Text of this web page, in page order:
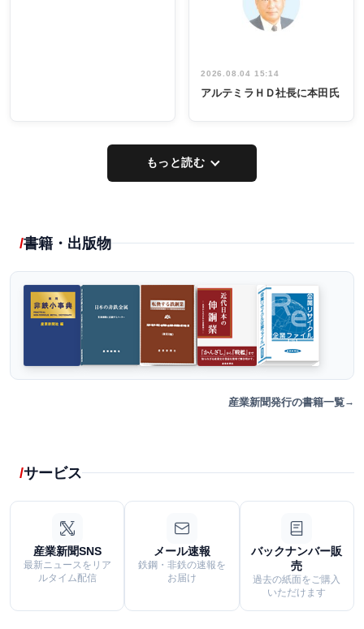
2026.08.04 15:14
アルテミラＨＤ社長に本田氏
もっと読む
書籍・出版物
産業新聞発行の書籍一覧
サービス
産業新聞SNS
最新ニュースをリア
ルタイム配信
メール速報
鉄鋼・非鉄の速報を
お届け
バックナンバー販
売
過去の紙面をご購入
いただけます